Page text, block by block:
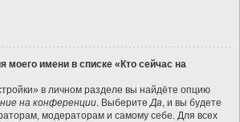
моего имени в списке «Кто сейчас на
в личном разделе вы найдёте опцию
на конференции. ВыберитеДа, и вы будете
модераторам и самому себе. Для всех